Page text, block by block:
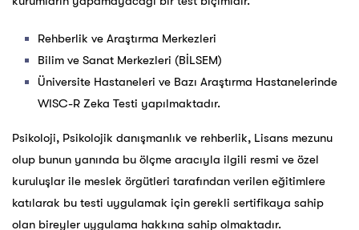
Rehberlik ve Araştırma Merkezleri
Bilim ve Sanat Merkezleri (BİLSEM)
Üniversite Hastaneleri ve Bazı Araştırma Hastanelerinde
WISC-R Zeka Testi yapılmaktadır.
Psikoloji, Psikolojik danışmanlık ve rehberlik, Lisans mezunu
olup bunun yanında bu ölçme aracıyla ilgili resmi ve özel
kuruluşlar ile meslek örgütleri tarafından verilen eğitimlere
katılarak bu testi uygulamak için gerekli sertifikaya sahip
olan bireyler uygulama hakkına sahip olmaktadır.